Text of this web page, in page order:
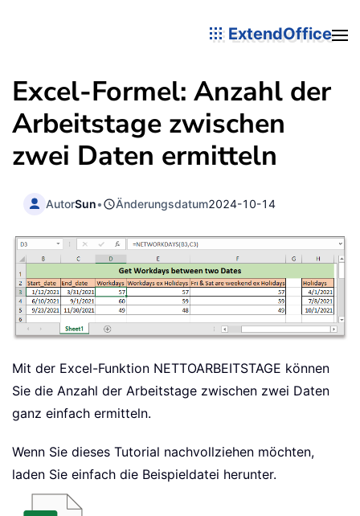
ExtendOffice
Excel-Formel: Anzahl der
Arbeitstage zwischen
zwei Daten ermitteln
AutorSun• Änderungsdatum2024-10-14
Mit der Excel-Funktion NETTOARBEITSTAGE können
Sie die Anzahl der Arbeitstage zwischen zwei Daten
ganz einfach ermitteln.
Wenn Sie dieses Tutorial nachvollziehen möchten,
laden Sie einfach die Beispieldatei herunter.